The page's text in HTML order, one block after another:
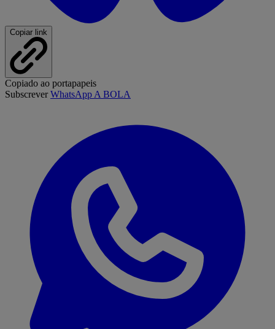
Copiar link
Copiado ao portapapeis
SubscreverWhatsApp A BOLA